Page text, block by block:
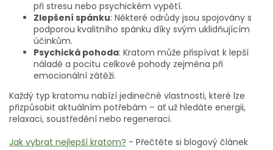
při stresu nebo psychickém vypětí.
Zlepšení spánku: Některé odrůdy jsou spojovány s
podporou kvalitního spánku díky svým uklidňujícím
účinkům.
Psychická pohoda: Kratom může přispívat k lepší
náladě a pocitu celkové pohody zejména při
emocionální zátěži.
Každý typ kratomu nabízí jedinečné vlastnosti, které lze
přizpůsobit aktuálním potřebám – ať už hledáte energii,
relaxaci, soustředění nebo regeneraci.
Jak vybrat nejlepší kratom? - Přečtěte si blogový článek